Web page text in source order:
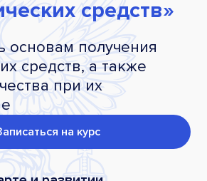
средств»
основам получения
средств, а также
при их
на курс